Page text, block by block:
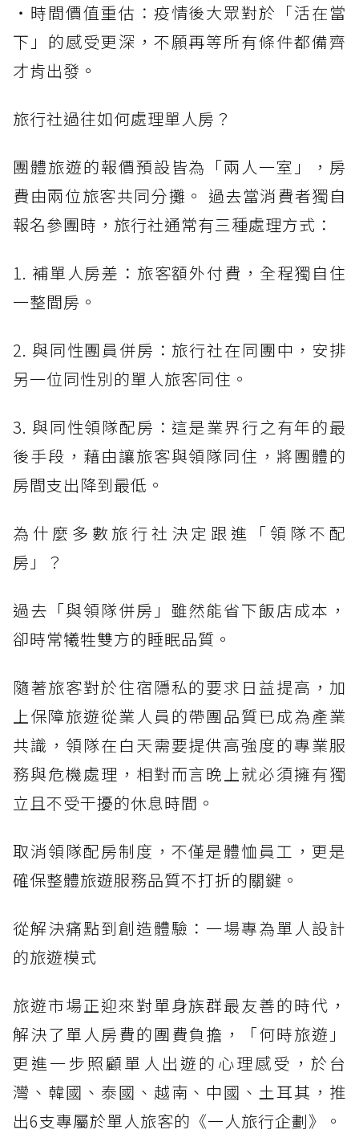
・時間價值重估：疫情後大眾對於「活在當
下」的感受更深，不願再等所有條件都備齊
才肯出發。
旅行社過往如何處理單人房？
團體旅遊的報價預設皆為「兩人一室」，房
費由兩位旅客共同分攤。 過去當消費者獨自
報名參團時，旅行社通常有三種處理方式：
1. 補單人房差：旅客額外付費，全程獨自住
一整間房。
2. 與同性團員併房：旅行社在同團中，安排
另一位同性別的單人旅客同住。
3. 與同性領隊配房：這是業界行之有年的最
後手段，藉由讓旅客與領隊同住，將團體的
房間支出降到最低。
為什麼多數旅行社決定跟進「領隊不配
房」？
過去「與領隊併房」雖然能省下飯店成本，
卻時常犧牲雙方的睡眠品質。
隨著旅客對於住宿隱私的要求日益提高，加
上保障旅遊從業人員的帶團品質已成為產業
共識，領隊在白天需要提供高強度的專業服
務與危機處理，相對而言晚上就必須擁有獨
立且不受干擾的休息時間。
取消領隊配房制度，不僅是體恤員工，更是
確保整體旅遊服務品質不打折的關鍵。
從解決痛點到創造體驗：一場專為單人設計
的旅遊模式
旅遊市場正迎來對單身族群最友善的時代，
解決了單人房費的團費負擔，「何時旅遊」
更進一步照顧單人出遊的心理感受，於台
灣、韓國、泰國、越南、中國、土耳其，推
出6支專屬於單人旅客的《一人旅行企劃》。